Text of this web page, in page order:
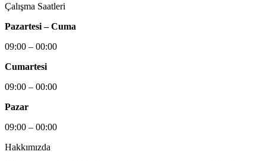
Çalışma Saatleri
Pazartesi – Cuma
09:00 – 00:00
Cumartesi
09:00 – 00:00
Pazar
09:00 – 00:00
Hakkımızda